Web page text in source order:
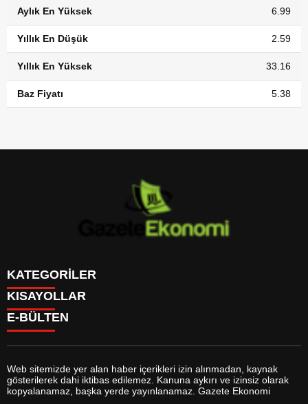
Aylık En Yüksek 6.99
Yıllık En Düşük 2.59
Yıllık En Yüksek 33.16
Baz Fiyatı 5.38
KATEGORİLER
GÜNDEM
DÜNYA
SİYASET
MAGAZİN
SAĞLIK
EĞİTİM
YAŞAM
KISAYOLLAR
BURÇLAR
FİKSTÜR
FİRMA EKLE
FİRMA REHBERİ
E-BÜLTEN
gazeteekonomi.com e-bültenine abone olarak, tarafınıza haber,
Web sitemizde yer alan haber içerikleri izin alınmadan, kaynak
gösterilerek dahi iktibas edilemez. Kanuna aykırı ve izinsiz olarak
kopyalanamaz, başka yerde yayınlanamaz. Gazete Ekonomi